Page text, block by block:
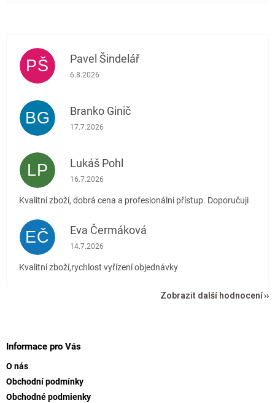
PŠ Pavel Šindelář
Hodnocení obchodu je 5 z 5 hvězdiček.
6.8.2026
BG Branko Ginič
Hodnocení obchodu je 5 z 5 hvězdiček.
17.7.2026
LP Lukáš Pohl
Hodnocení obchodu je 5 z 5 hvězdiček.
16.7.2026
Kvalitní zboží, dobrá cena a profesionální přístup. Doporučuji
EČ Eva Čermáková
Hodnocení obchodu je 5 z 5 hvězdiček.
14.7.2026
Kvalitní zboží,rychlost vyřízení objednávky
Zobrazit další hodnocení
Informace pro Vás
O nás
Obchodní podmínky
Obchodné podmienky